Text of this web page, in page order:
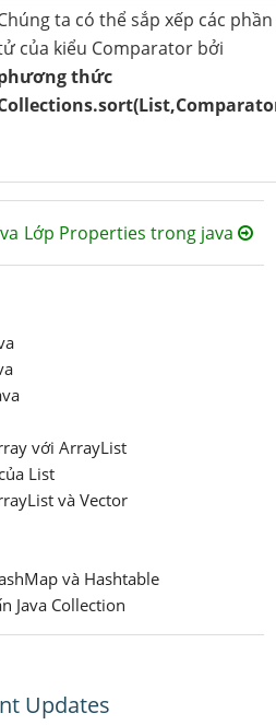
ta có thể sắp xếp các phần
của kiểu Comparator bởi
thức
Lớp Properties trong java
với ArrayList
List
và Vector
và Hashtable
Java Collection
Updates